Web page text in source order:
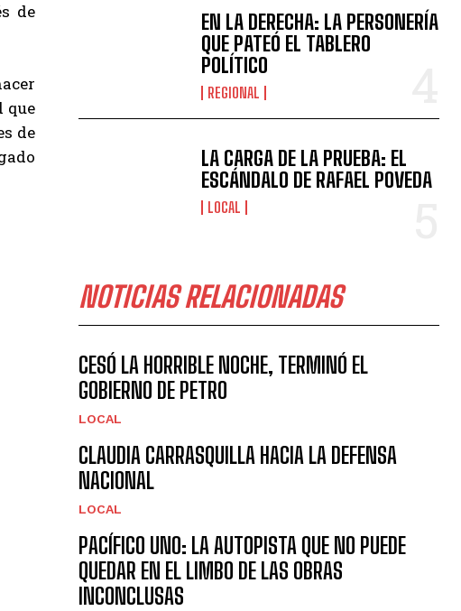
de
que
de
EN LA DERECHA: LA PERSONERÍA
QUE PATEÓ EL TABLERO
POLÍTICO
REGIONAL
LA CARGA DE LA PRUEBA: EL
ESCÁNDALO DE RAFAEL POVEDA
LOCAL
NOTICIAS RELACIONADAS
CESÓ LA HORRIBLE NOCHE, TERMINÓ EL
GOBIERNO DE PETRO
LOCAL
CLAUDIA CARRASQUILLA HACIA LA DEFENSA
NACIONAL
LOCAL
PACÍFICO UNO: LA AUTOPISTA QUE NO PUEDE
QUEDAR EN EL LIMBO DE LAS OBRAS
INCONCLUSAS